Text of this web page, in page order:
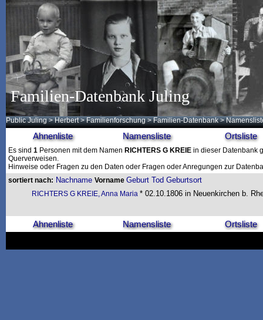
Familien-Datenbank Juling
Public Juling >Herbert >Familienforschung >Familien-Datenbank >
Ahnenliste Namensliste Ortsliste
Es sind 1 Personen mit dem Namen RICHTERS G KREIE in dieser Datenbank
Querverweisen.
Hinweise oder Fragen zu den Daten oder Fragen oder Anregungen zur
sortiert nach: Nachname Vorname Geburt Tod Geburtsort
RICHTERS G KREIE, Anna Maria * 02.10.1806 in Neuenkirchen b.
Ahnenliste Namensliste Ortsliste